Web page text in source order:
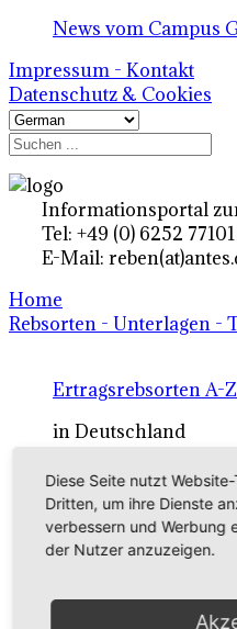
News vom Campus
Impressum - Kontakt
Datenschutz & Cookies
Informationsportal
Tel: +49 (0) 6252 77101
E-Mail:
Home
Rebsorten - Unterlagen -
Ertragsrebsorten A-Z
in Deutschland
Rebsorten
externe Links
Tafeltraubensorten
Diese Seite nutzt
Dritten, um ihre Dienste
verbessern und Werbung
der Nutzer anzuzeigen.